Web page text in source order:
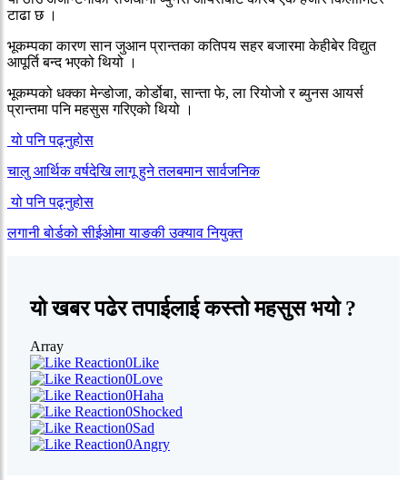
टाढा छ ।
भूकम्पका कारण सान जुआन प्रान्तका कतिपय सहर बजारमा केहीबेर विद्युत
आपूर्ति बन्द भएको थियो ।
भूकम्पको धक्का मेन्डोजा, कोर्डोबा, सान्ता फे, ला रियोजो र ब्युनस आयर्स
प्रान्तमा पनि महसुस गरिएको थियो ।
यो पनि पढ्नुहोस
चालु आर्थिक वर्षदेखि लागू हुने तलबमान सार्वजनिक
यो पनि पढ्नुहोस
लगानी बोर्डको सीईओमा याङकी उक्याव नियुक्त
यो खबर पढेर तपाईलाई कस्तो महसुस भयो ?
Array
0Like
0Love
0Haha
0Shocked
0Sad
0Angry